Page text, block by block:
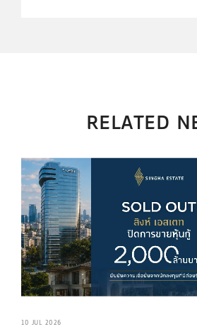
RELATED
10 JUL 2026